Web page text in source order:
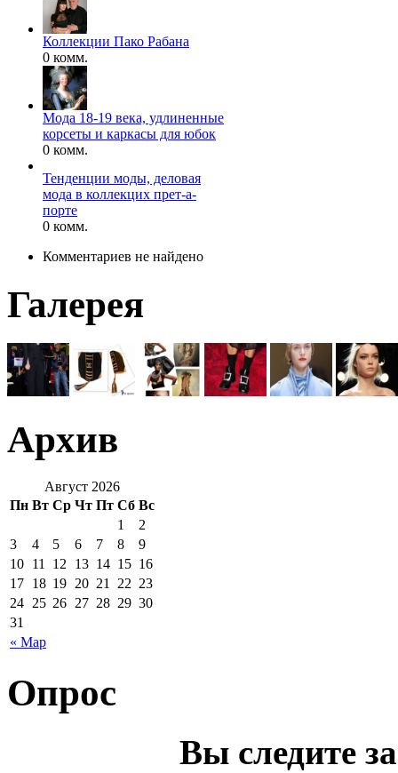
Коллекции Пако Рабана
0 комм.
Мода 18-19 века, удлиненные
корсеты и каркасы для юбок
0 комм.
Тенденции моды, деловая
мода в коллекцих прет-а-
порте
0 комм.
Комментариев не найдено
Галерея
Архив
Август 2026
Пн Вт Ср Чт Пт Сб Вс
« Мар
1
2
3
4 5 6 7 8
9
10 11 12 13 14 15 16
17 18 19 20 21 22 23
24 25 26 27 28 29 30
31
Опрос
Вы следите